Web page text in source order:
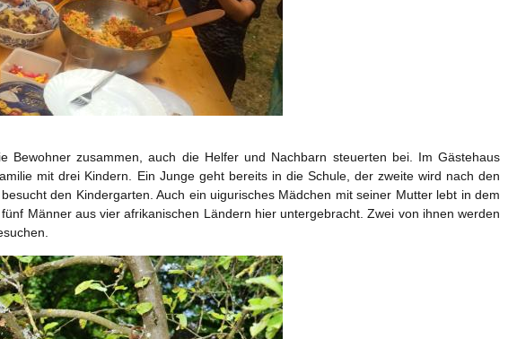
Bewohner zusammen, auch die Helfer und Nachbarn steuerten bei. Im Gästehaus
mit drei Kindern. Ein Junge geht bereits in die Schule, der zweite wird nach den
den Kindergarten. Auch ein uigurisches Mädchen mit seiner Mutter lebt in dem
Männer aus vier afrikanischen Ländern hier untergebracht. Zwei von ihnen werden